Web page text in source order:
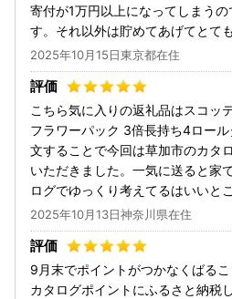
寄付が1万円以上になってしまう
す。それ以外は貯めてあげてとて
2025年10月15日東京都在住
こちら気に入りの返礼品はスコッ
フラワーパック 3倍長持ち4ロー
文することで今回は草加市のカタ
いただきました。一気に送ると家
ログでゆっくり考えてるはいいと
2025年10月13日神奈川県在住
9月末でポイントがつかなくばる
カタログポイントにふるさと納税